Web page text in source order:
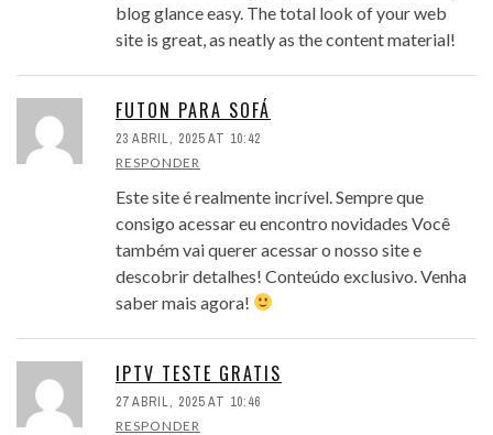
blog glance easy. The total look of your web
site is great, as neatly as the content material!
FUTON PARA SOFÁ
23 ABRIL, 2025 AT 10:42
RESPONDER
Este site é realmente incrível. Sempre que
consigo acessar eu encontro novidades Você
também vai querer acessar o nosso site e
descobrir detalhes! Conteúdo exclusivo. Venha
saber mais agora!
IPTV TESTE GRATIS
27 ABRIL, 2025 AT 10:46
RESPONDER